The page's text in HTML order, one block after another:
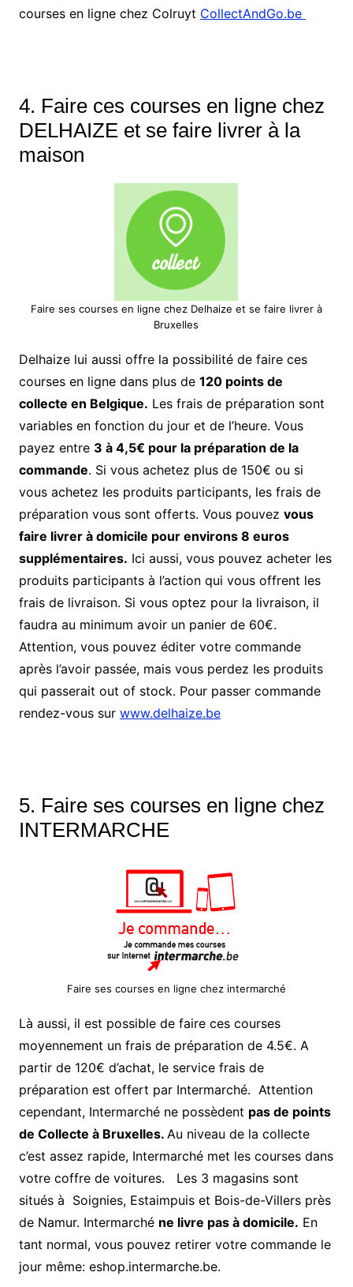
courses en ligne chez Colruyt CollectAndGo.be
4. Faire ces courses en ligne chez
DELHAIZEet se faire livrer à la
maison
Faire ses courses en ligne chez Delhaize et se faire livrer à
Bruxelles
Delhaize lui aussi offre la possibilité de faire ces
courses en ligne dans plus de 120 points de
collecte en Belgique. Les frais de préparation sont
variables en fonction du jour et de l’heure. Vous
payez entre 3 à 4,5€ pour la préparation de la
commande. Si vous achetez plus de 150€ ou si
vous achetez les produits participants, les frais de
préparation vous sont offerts. Vous pouvez vous
faire livrer à domicile pour environs 8 euros
supplémentaires. Ici aussi, vous pouvez acheter les
produits participants à l’action qui vous offrent les
frais de livraison. Si vous optez pour la livraison, il
faudra au minimum avoir un panier de 60€.
Attention, vous pouvez éditer votre commande
après l’avoir passée, mais vous perdez les produits
qui passerait out of stock. Pour passer commande
rendez-vous sur www.delhaize.be
5. Faire ses courses en ligne chez
INTERMARCHE
Faire ses courses en ligne chez intermarché
Là aussi, il est possible de faire ces courses
moyennement un frais de préparation de 4.5€. A
partir de 120€ d’achat, le service frais de
préparation est offert par Intermarché. Attention
cependant, Intermarché ne possèdent pas de points
de Collecte à Bruxelles. Au niveau de la collecte
c’est assez rapide, Intermarché met les courses dans
votre coffre de voitures. Les 3 magasins sont
situés à Soignies, Estaimpuis et Bois-de-Villers près
de Namur. Intermarché ne livre pas à domicile. En
tant normal, vous pouvez retirer votre commande le
jour même: eshop.intermarche.be.